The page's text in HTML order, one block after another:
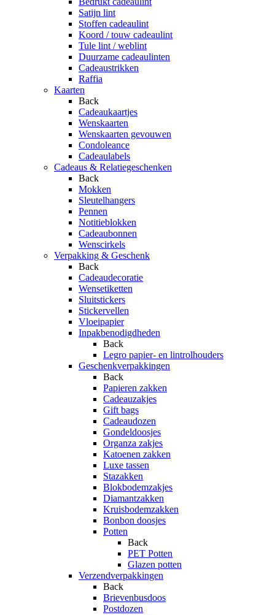
Satijn lint
Stoffen cadeaulint
Koord / touw cadeaulint
Tule lint / weblint
Duurzame cadeaulinten
Cadeaustrikken
Raffia
Kaarten
Back
Cadeaukaartjes
Wenskaarten
Wenskaarten gevouwen
Condoleance
Cadeaulabels
Cadeaus & Relatiegeschenken
Back
Mokken
Sleutelhangers
Pennen
Notitieblokken
Cadeaubonnen
Wenscirkels
Verpakking & Geschenk
Back
Cadeaudecoratie
Wensetiketten
Sluitstickers
Stickervellen
Vloeipapier
Inpakbenodigdheden
Back
Legro papier- en lintrolhouders
Geschenkverpakkingen
Back
Papieren zakken
Cadeauzakjes
Gift bags
Cadeaudozen
Gondeldoosjes
Organza zakjes
Katoenen zakken
Luxe tassen
Stazakken
Blokbodemzakjes
Diamantzakken
Kruisbodemzakken
Bonbon doosjes
Potten
Back
PET Potten
Glazen potten
Verzendverpakkingen
Back
Brievenbusdoos
Postdozen